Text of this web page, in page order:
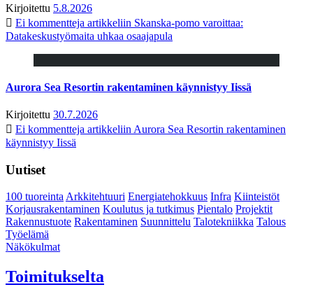
Kirjoitettu 5.8.2026
Ei kommentteja artikkeliin Skanska-pomo varoittaa:
Datakeskustyömaita uhkaa osaajapula
Aurora Sea Resortin rakentaminen käynnistyy Iissä
Kirjoitettu 30.7.2026
Ei kommentteja artikkeliin Aurora Sea Resortin rakentaminen
käynnistyy Iissä
Uutiset
100 tuoreintaArkkitehtuuri Energiatehokkuus Infra Kiinteistöt
Korjausrakentaminen Koulutus ja tutkimus Pientalo Projektit
Rakennustuote Rakentaminen Suunnittelu Talotekniikka Talous
Työelämä
Näkökulmat
Toimitukselta